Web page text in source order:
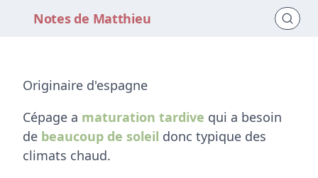
Notes de Matthieu
Originaire d'espagne
Cépage a maturation tardive qui a besoin
de beaucoup de soleil donc typique des
climats chaud.